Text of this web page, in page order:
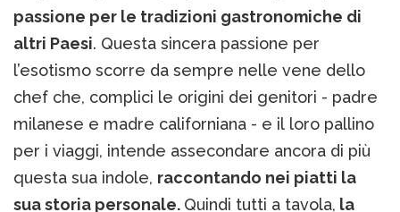
passione per le tradizioni gastronomiche di
altri Paesi. Questa sincera passione per
l’esotismo scorre da sempre nelle vene dello
chef che, complici le origini dei genitori - padre
milanese e madre californiana - e il loro pallino
per i viaggi, intende assecondare ancora di più
questa sua indole, raccontando nei piatti la
sua storia personale. Quindi tutti a tavola, la